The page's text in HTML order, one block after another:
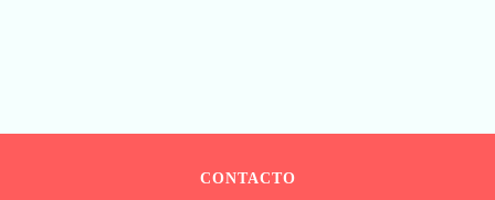
CONTACTO